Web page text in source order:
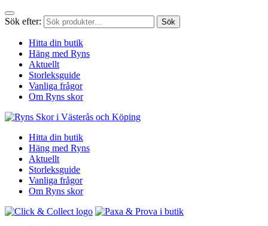
Sök efter: Sök
Hitta din butik
Häng med Ryns
Aktuellt
Storleksguide
Vanliga frågor
Om Ryns skor
Hitta din butik
Häng med Ryns
Aktuellt
Storleksguide
Vanliga frågor
Om Ryns skor